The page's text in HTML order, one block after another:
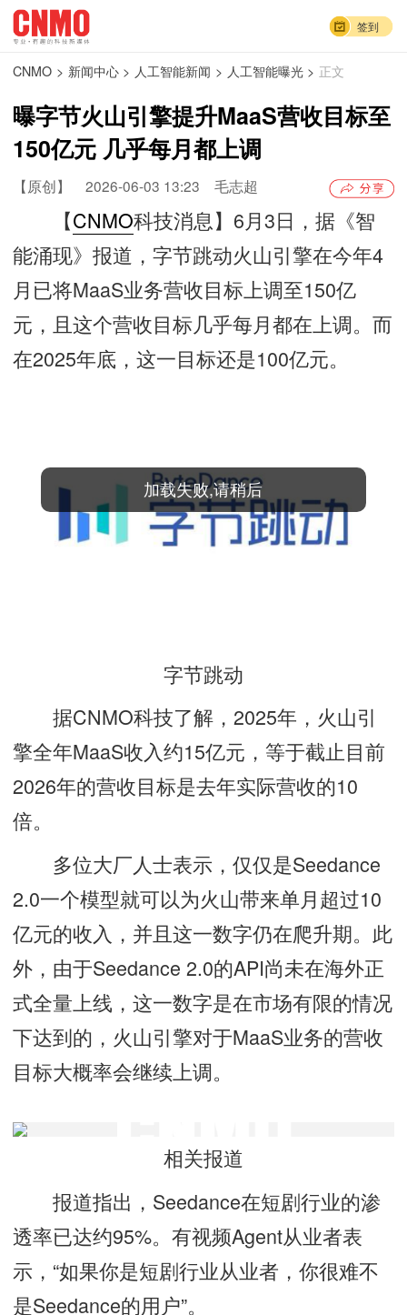
加载失败,请稍后
签到
CNMO > 新闻中心 > 人工智能新闻 > 人工智能曝光 > 正文
曝字节火山引擎提升MaaS营收目标至
150亿元 几乎每月都上调
【原创】 2026-06-03 13:23 毛志超
【CNMO科技消息】6月3日，据《智
能涌现》报道，字节跳动火山引擎在今年4
月已将MaaS业务营收目标上调至150亿
元，且这个营收目标几乎每月都在上调。而
在2025年底，这一目标还是100亿元。
字节跳动
据CNMO科技了解，2025年，火山引
擎全年MaaS收入约15亿元，等于截止目前
2026年的营收目标是去年实际营收的10
倍。
多位大厂人士表示，仅仅是Seedance
2.0一个模型就可以为火山带来单月超过10
亿元的收入，并且这一数字仍在爬升期。此
外，由于Seedance 2.0的API尚未在海外正
式全量上线，这一数字是在市场有限的情况
下达到的，火山引擎对于MaaS业务的营收
目标大概率会继续上调。
相关报道
报道指出，Seedance在短剧行业的渗
透率已达约95%。有视频Agent从业者表
示，“如果你是短剧行业从业者，你很难不
是Seedance的用户”。